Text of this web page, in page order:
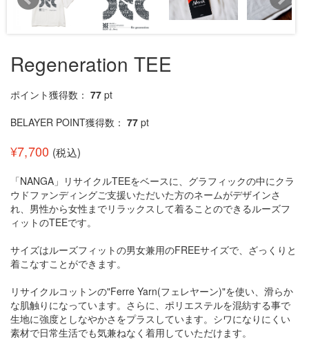
Regeneration TEE
ポイント獲得数： 77 pt
BELAYER POINT獲得数： 77 pt
¥7,700 (税込)
「NANGA」リサイクルTEEをベースに、グラフィックの中にクラ
ウドファンディングご支援いただいた方のネームがデザインさ
れ、男性から女性までリラックスして着ることのできるルーズフ
ィットのTEEです。
サイズはルーズフィットの男女兼用のFREEサイズで、ざっくりと
着こなすことができます。
リサイクルコットンの"Ferre Yarn(フェレヤーン)"を使い、滑らか
な肌触りになっています。さらに、ポリエステルを混紡する事で
生地に強度としなやかさをプラスしています。シワになりにくい
素材で日常生活でも気兼ねなく着用していただけます。